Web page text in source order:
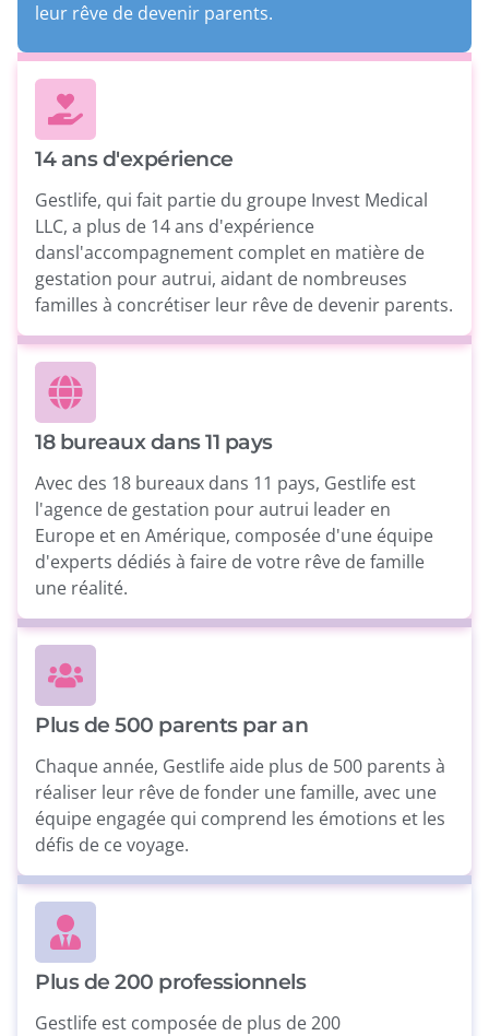
leur rêve de devenir parents.
14 ans d'expérience
Gestlife, qui fait partie du groupe Invest Medical
LLC, a plus de 14 ans d'expérience
dansl'accompagnement complet en matière de
gestation pour autrui, aidant de nombreuses
familles à concrétiser leur rêve de devenir parents.
18 bureaux dans 11 pays
Avec des 18 bureaux dans 11 pays, Gestlife est
l'agence de gestation pour autrui leader en
Europe et en Amérique, composée d'une équipe
d'experts dédiés à faire de votre rêve de famille
une réalité.
Plus de 500 parents par an
Chaque année, Gestlife aide plus de 500 parents à
réaliser leur rêve de fonder une famille, avec une
équipe engagée qui comprend les émotions et les
défis de ce voyage.
Plus de 200 professionnels
Gestlife est composée de plus de 200